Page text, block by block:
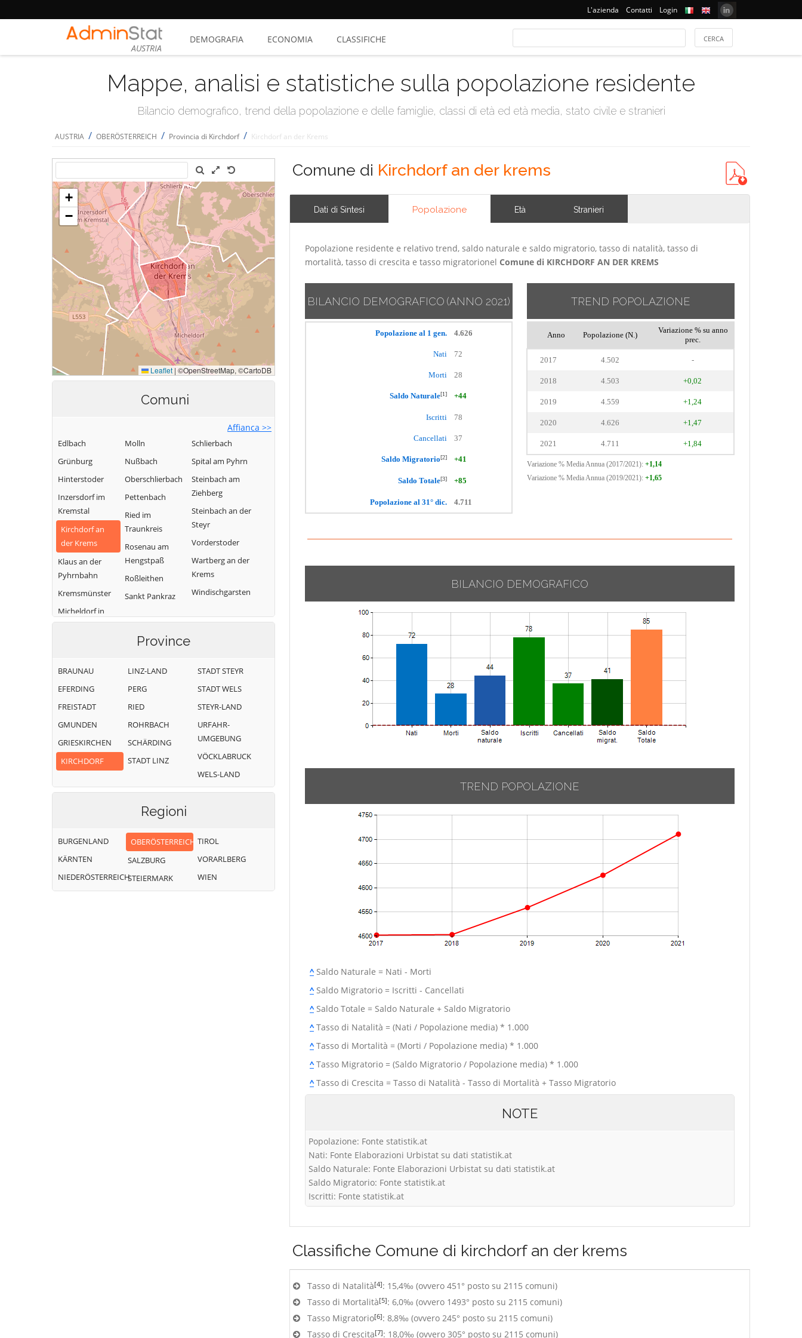
L'azienda Contatti Login
AUSTRIA
DEMOGRAFIA ECONOMIA CLASSIFICHE
Mappe, analisi e statistiche sulla popolazione residente
Bilancio demografico, trend della popolazione e delle famiglie, classi di età ed età media, stato civile e stranieri
AUSTRIA / OBERÖSTERREICH / Provincia di Kirchdorf / Kirchdorf an der Krems
Comuni
Affianca >>
Edlbach
Grünburg
Hinterstoder
Inzersdorf im
Kremstal
Kirchdorf an
der Krems
Klaus an der
Pyhrnbahn
Kremsmünster
Micheldorf in
Oberösterreich
Molln
Nußbach
Oberschlierbach
Pettenbach
Ried im
Traunkreis
Rosenau am
Hengstpaß
Roßleithen
Sankt Pankraz
Schlierbach
Spital am Pyhrn
Steinbach am
Ziehberg
Steinbach an der
Steyr
Vorderstoder
Wartberg an der
Krems
Windischgarsten
Province
BRAUNAU
EFERDING
FREISTADT
GMUNDEN
GRIESKIRCHEN
KIRCHDORF
LINZ-LAND
PERG
RIED
ROHRBACH
SCHÄRDING
STADT LINZ
STADT STEYR
STADT WELS
STEYR-LAND
URFAHR-
UMGEBUNG
VÖCKLABRUCK
WELS-LAND
Regioni
BURGENLAND
KÄRNTEN
NIEDERÖSTERREICH
OBERÖSTERREICH
SALZBURG
STEIERMARK
TIROL
VORARLBERG
WIEN
Comune di Kirchdorf an der krems
Dati di Sintesi Popolazione Età Stranieri
Popolazione residente e relativo trend, saldo naturale e saldo migratorio, tasso di natalità, tasso di
mortalità, tasso di crescita e tasso migratorionel Comune di KIRCHDORF AN DER KREMS
BILANCIO DEMOGRAFICO (ANNO 2021)
Popolazione al 1 gen. 4.626
Nati 72
Morti 28
Saldo Naturale[1] +44
Iscritti 78
Cancellati 37
Saldo Migratorio[2] +41
Saldo Totale[3] +85
Popolazione al 31° dic. 4.711
TREND POPOLAZIONE
Anno Popolazione (N.)
Variazione % su anno
prec.
2017 4.502 -
2018 4.503 +0,02
2019 4.559 +1,24
2020 4.626 +1,47
2021 4.711 +1,84
Variazione % Media Annua (2017/2021): +1,14
Variazione % Media Annua (2019/2021): +1,65
BILANCIO DEMOGRAFICO
TREND POPOLAZIONE
^Saldo Naturale = Nati - Morti
^Saldo Migratorio = Iscritti - Cancellati
^Saldo Totale = Saldo Naturale + Saldo Migratorio
^Tasso di Natalità = (Nati / Popolazione media) * 1.000
^Tasso di Mortalità = (Morti / Popolazione media) * 1.000
^Tasso Migratorio = (Saldo Migratorio / Popolazione media) * 1.000
^Tasso di Crescita = Tasso di Natalità - Tasso di Mortalità + Tasso Migratorio
NOTE
Popolazione: Fonte statistik.at
Nati: Fonte Elaborazioni Urbistat su dati statistik.at
Saldo Naturale: Fonte Elaborazioni Urbistat su dati statistik.at
Saldo Migratorio: Fonte statistik.at
Iscritti: Fonte statistik.at
Classifiche Comune di kirchdorf an der krems
Tasso di Natalità[4]: 15,4‰ (ovvero 451° posto su 2115 comuni)
Tasso di Mortalità[5]: 6,0‰ (ovvero 1493° posto su 2115 comuni)
Tasso Migratorio[6]: 8,8‰ (ovvero 245° posto su 2115 comuni)
Tasso di Crescita[7]: 18,0‰ (ovvero 305° posto su 2115 comuni)